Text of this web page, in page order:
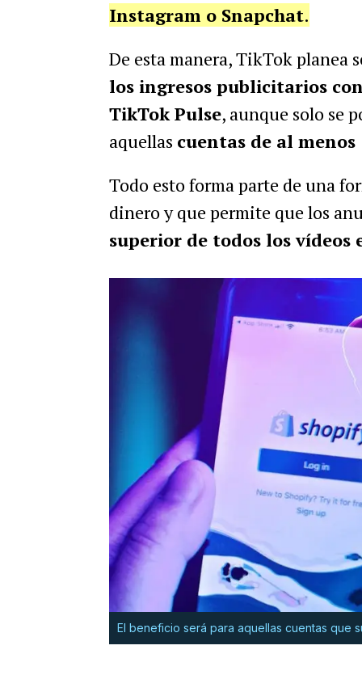
Instagram o Snapchat.
De esta manera, TikTok planea
los ingresos publicitarios
TikTok Pulse, aunque solo se
aquellas cuentas de al menos
Todo esto forma parte de una
dinero y que permite que los
superior de todos los vídeos
El beneficio será para aquellas cuentas que